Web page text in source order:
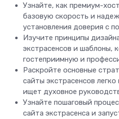
Узнайте, как премиум-
базовую скорость и
установления доверия с
Изучите принципы
экстрасенсов и шаблоны,
гостеприимную и
Раскройте основные
сайты экстрасенсов
ищет духовное
Узнайте пошаговый
сайта экстрасенса и